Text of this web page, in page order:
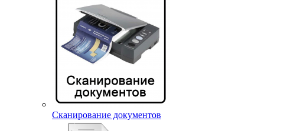
Сканирование документов